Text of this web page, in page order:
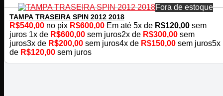
Fora de estoque
TAMPA TRASEIRA SPIN 2012 2018
R$540,00 no pix R$600,00 Em até 5x de R$120,00 sem
juros 1x de R$600,00 sem juros2x de R$300,00 sem
juros3x de R$200,00 sem juros4x de R$150,00 sem juros5x
de R$120,00 sem juros